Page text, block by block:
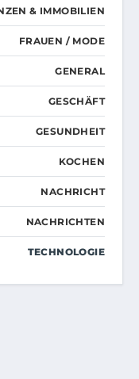
& IMMOBILIEN
FRAUEN / MODE
GENERAL
GESCHÄFT
GESUNDHEIT
KOCHEN
NACHRICHT
NACHRICHTEN
TECHNOLOGIE